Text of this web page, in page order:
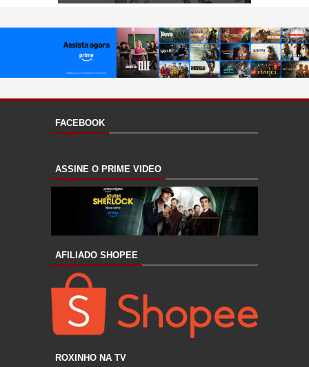
FACEBOOK
ASSINE O PRIME VIDEO
AFILIADO SHOPEE
ROXINHO NA TV